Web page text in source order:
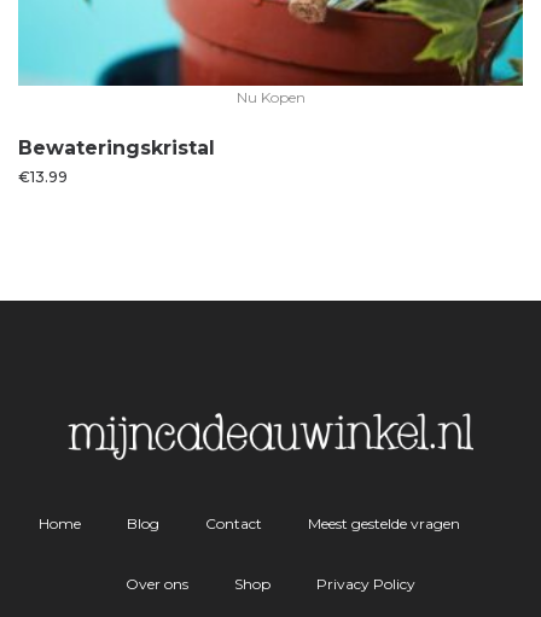
Nu Kopen
Bewateringskristal
€13.99
Home Blog Contact Meest gestelde vragen
Over ons Shop Privacy Policy